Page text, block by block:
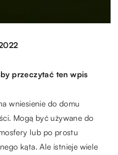
przeczytać ten wpis
wniesienie do domu
Mogą być używane do
lub po prostu
kąta. Ale istnieje wiele